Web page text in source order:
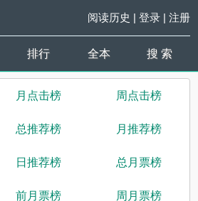
阅读历史 | 登录| 注册
排行 全本 搜 索
月点击榜 周点击榜
总推荐榜 月推荐榜
日推荐榜 总月票榜
前月票榜 周月票榜